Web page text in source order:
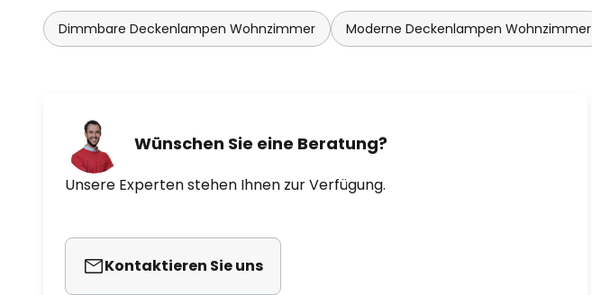
Dimmbare Deckenlampen Wohnzimmer Moderne Deckenlampen Wohnzimmer
Wünschen Sie eine Beratung?
Unsere Experten stehen Ihnen zur Verfügung.
Kontaktieren Sie uns